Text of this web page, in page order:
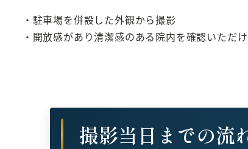
・駐車場を併設した外観から撮影
・開放感があり清潔感のある院内を確認いただ
撮影当日までの流